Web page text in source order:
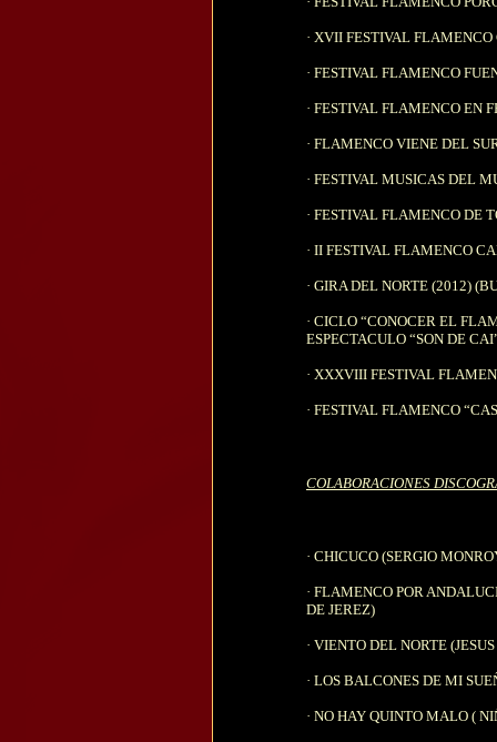
· XVII FESTIVAL
· FESTIVAL FLAMENCO
· FESTIVAL FLAMENCO EN
· FLAMENCO VIENE DEL
· FESTIVAL MUSICAS DEL
· FESTIVAL FLAMENCO DE
· II FESTIVAL FLAMENCO
· GIRA DEL NORTE (2012)
· CICLO “CONOCER EL
ESPECTACULO “SON DE
· XXXVIII FESTIVAL
· FESTIVAL FLAMENCO
COLABORACIONES
· CHICUCO (SERGIO
· FLAMENCO POR
DE JEREZ)
· VIENTO DEL NORTE
· LOS BALCONES DE MI
· NO HAY QUINTO MALO (